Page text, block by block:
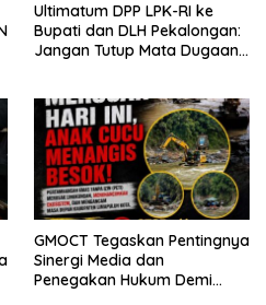
Ultimatum DPP LPK-RI ke
Bupati dan DLH Pekalongan:
Jangan Tutup Mata Dugaan
Hukum Sampai Tingkat Pusat
GMOCT Tegaskan Pentingnya
Sinergi Media dan
Penegakan Hukum Demi